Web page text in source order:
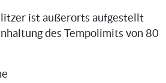
ist außerorts aufgestellt
des Tempolimits von 80